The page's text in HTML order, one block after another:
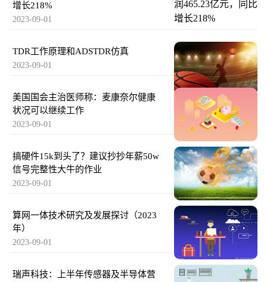
增长218%
2023-09-01
TDR工作原理和ADSTDR仿真
2023-09-01
美国国会主治医师称：麦康奈尔健康
状况可以继续工作
2023-09-01
搞硬件15k到头了？建议抄抄年薪50w
信号完整性大牛的作业
2023-09-01
算网一体技术研究及发展探讨（2023
年）
2023-09-01
瑞声科技：上半年传感器及半导体营